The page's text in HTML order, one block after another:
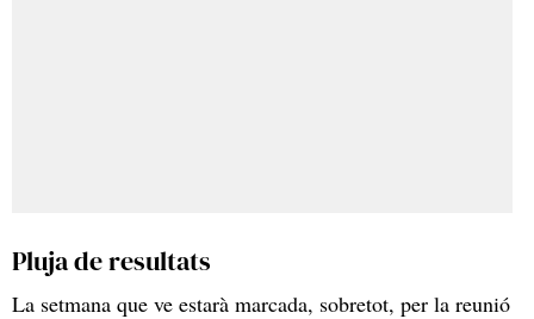
Pluja de resultats
La setmana que ve estarà marcada, sobretot, per la reunió